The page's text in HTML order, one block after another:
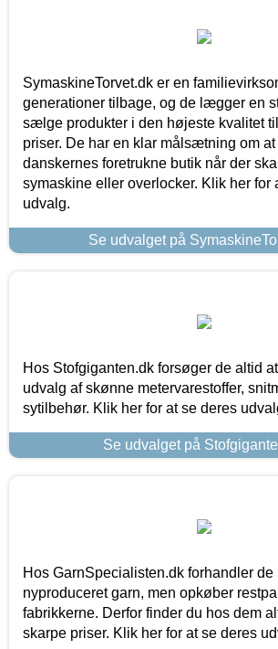
SymaskineTorvet.dk er en
generationer tilbage, og de lægger en
sælge produkter i den højeste kvalitet
priser. De har en klar målsætning om
danskernes foretrukne butik når der
symaskine eller overlocker. Klik her for
udvalg.
Se udvalget på
Hos Stofgiganten.dk forsøger de altid
udvalg af skønne metervarestoffer,
sytilbehør. Klik her for at se deres
Se udvalget på
Hos GarnSpecialisten.dk forhandler de
nyproduceret garn, men opkøber
fabrikkerne. Derfor finder du hos dem
skarpe priser. Klik her for at se deres